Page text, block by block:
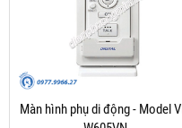
Màn hình phụ di động - Model